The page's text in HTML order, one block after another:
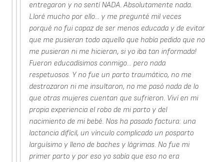
entregaron y no sentí NADA. Absolutamente nada.
Lloré mucho por ello... y me pregunté mil veces
porqué no fui capaz de ser menos educada y de evitar
que me pusieran todo aquello que había pedido que no
me pusieran ni me hicieran, si yo iba tan informada!
Fueron educadísimos conmigo... pero nada
respetuosos. Y no fue un parto traumático, no me
destrozaron ni me insultaron, no me pasó nada de lo
que otras mujeres cuentan que sufrieron. Viví en mi
propia experiencia el robo de mi parto y del
nacimiento de mi bebé. Nos ha pasado factura: una
lactancia difícil, un vínculo complicado un posparto
larguísimo y lleno de baches y lágrimas. No fue mi
primer parto y por eso yo sabía que eso no era